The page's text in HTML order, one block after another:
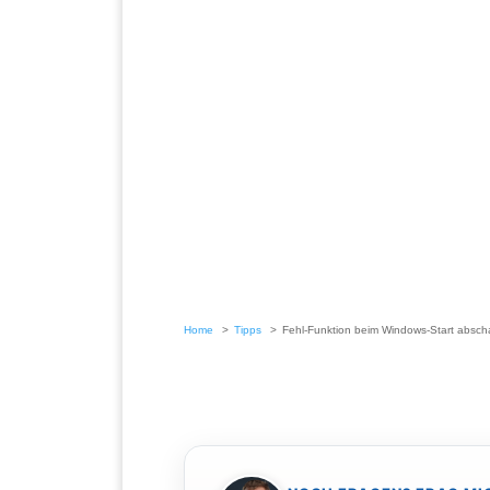
Home Tipps Fehl-Funktion beim Windows-Start